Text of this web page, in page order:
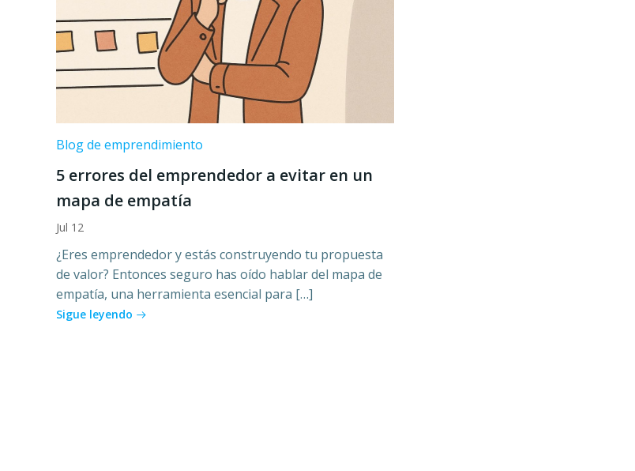
Blog de emprendimiento
5 errores del emprendedor a evitar en un
mapa de empatía
Jul 12
¿Eres emprendedor y estás construyendo tu propuesta
de valor? Entonces seguro has oído hablar del mapa de
empatía, una herramienta esencial para […]
Sigue leyendo